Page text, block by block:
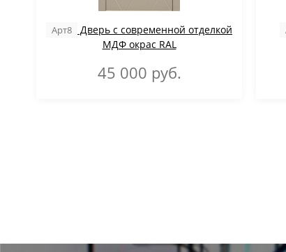
Арт8
Дверь с современной отделкой
МДФ окрас RAL
45 000 руб.